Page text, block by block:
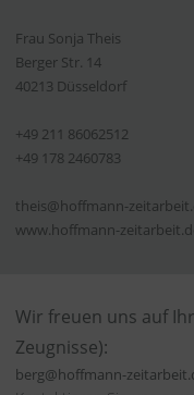
Frau Sonja Theis
Berger Str. 14
40213 Düsseldorf
+49 211 86062512
+49 178 2460783
theis@hoffmann-
www.hoffmann-
Wir freuen uns auf
Zeugnisse):
berg@hoffmann-